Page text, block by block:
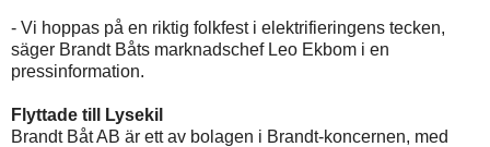
- Vi hoppas på en riktig folkfest i elektrifieringens tecken,
säger Brandt Båts marknadschef Leo Ekbom i en
pressinformation.
Flyttade till Lysekil
Brandt Båt AB är ett av bolagen i Brandt-koncernen, med